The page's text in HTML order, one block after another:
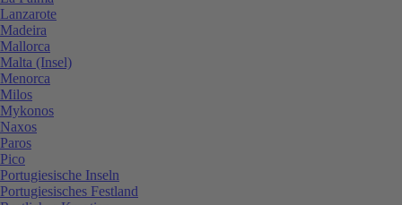
Lanzarote
Madeira
Mallorca
Malta (Insel)
Menorca
Milos
Mykonos
Naxos
Paros
Pico
Portugiesische Inseln
Portugiesisches Festland